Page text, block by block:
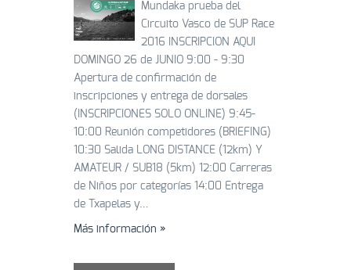
Mundaka prueba del
Circuito Vasco de SUP Race
2016 INSCRIPCION AQUI
DOMINGO 26 de JUNIO 9:00 - 9:30
Apertura de confirmación de
inscripciones y entrega de dorsales
(INSCRIPCIONES SOLO ONLINE) 9:45-
10:00 Reunión competidores (BRIEFING)
10:30 Salida LONG DISTANCE (12km) Y
AMATEUR / SUB18 (5km) 12:00 Carreras
de Niños por categorías 14:00 Entrega
de Txapelas y…
Más información »